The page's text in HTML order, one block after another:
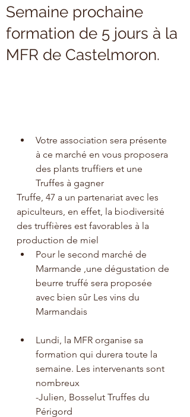
Semaine prochaine
formation de 5 jours à la
MFR de Castelmoron.
Votre association sera présente
à ce marché en vous proposera
des plants truffiers et une
Truffes à gagner
Truffe, 47 a un partenariat avec les
apiculteurs, en effet, la biodiversité
des truffières est favorables à la
production de miel
Pour le second marché de
Marmande ,une dégustation de
beurre truffé sera proposée
avec bien sûr Les vins du
Marmandais
Lundi, la MFR organise sa
formation qui durera toute la
semaine. Les intervenants sont
nombreux
-Julien, Bosselut Truffes du
Périgord